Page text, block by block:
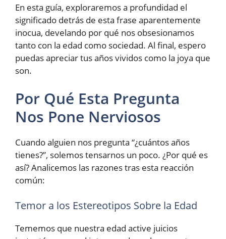
En esta guía, exploraremos a profundidad el
significado detrás de esta frase aparentemente
inocua, develando por qué nos obsesionamos
tanto con la edad como sociedad. Al final, espero
puedas apreciar tus años vividos como la joya que
son.
Por Qué Esta Pregunta
Nos Pone Nerviosos
Cuando alguien nos pregunta “¿cuántos años
tienes?”, solemos tensarnos un poco. ¿Por qué es
así? Analicemos las razones tras esta reacción
común:
Temor a los Estereotipos Sobre la Edad
Tememos que nuestra edad active juicios